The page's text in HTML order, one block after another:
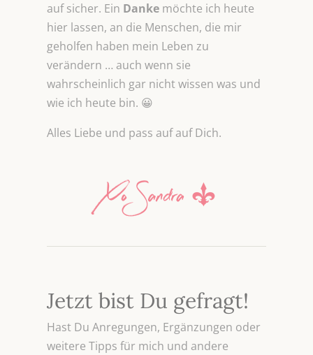
auf sicher. Ein Danke möchte ich heute
hier lassen, an die Menschen, die mir
geholfen haben mein Leben zu
verändern … auch wenn sie
wahrscheinlich gar nicht wissen was und
wie ich heute bin. 😀
Alles Liebe und pass auf auf Dich.
Jetzt bist Du gefragt!
Hast Du Anregungen, Ergänzungen oder
weitere Tipps für mich und andere